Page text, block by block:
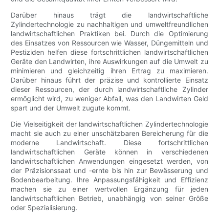
Darüber hinaus trägt die landwirtschaftliche
Zylindertechnologie zu nachhaltigen und umweltfreundlichen
landwirtschaftlichen Praktiken bei. Durch die Optimierung
des Einsatzes von Ressourcen wie Wasser, Düngemitteln und
Pestiziden helfen diese fortschrittlichen landwirtschaftlichen
Geräte den Landwirten, ihre Auswirkungen auf die Umwelt zu
minimieren und gleichzeitig ihren Ertrag zu maximieren.
Darüber hinaus führt der präzise und kontrollierte Einsatz
dieser Ressourcen, der durch landwirtschaftliche Zylinder
ermöglicht wird, zu weniger Abfall, was den Landwirten Geld
spart und der Umwelt zugute kommt.
Die Vielseitigkeit der landwirtschaftlichen Zylindertechnologie
macht sie auch zu einer unschätzbaren Bereicherung für die
moderne Landwirtschaft. Diese fortschrittlichen
landwirtschaftlichen Geräte können in verschiedenen
landwirtschaftlichen Anwendungen eingesetzt werden, von
der Präzisionssaat und -ernte bis hin zur Bewässerung und
Bodenbearbeitung. Ihre Anpassungsfähigkeit und Effizienz
machen sie zu einer wertvollen Ergänzung für jeden
landwirtschaftlichen Betrieb, unabhängig von seiner Größe
oder Spezialisierung.